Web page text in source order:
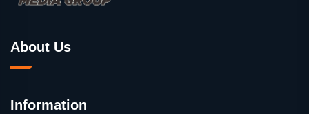
About Us
Information